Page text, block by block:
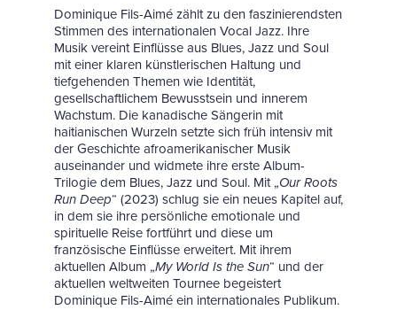
Dominique Fils-Aimé zählt zu den faszinierendsten
Stimmen des internationalen Vocal Jazz. Ihre
Musik vereint Einflüsse aus Blues, Jazz und Soul
mit einer klaren künstlerischen Haltung und
tiefgehenden Themen wie Identität,
gesellschaftlichem Bewusstsein und innerem
Wachstum. Die kanadische Sängerin mit
haitianischen Wurzeln setzte sich früh intensiv mit
der Geschichte afroamerikanischer Musik
auseinander und widmete ihre erste Album-
Trilogie dem Blues, Jazz und Soul. Mit „Our Roots
Run Deep“ (2023) schlug sie ein neues Kapitel auf,
in dem sie ihre persönliche emotionale und
spirituelle Reise fortführt und diese um
französische Einflüsse erweitert. Mit ihrem
aktuellen Album „My World Is the Sun“ und der
aktuellen weltweiten Tournee begeistert
Dominique Fils-Aimé ein internationales Publikum.